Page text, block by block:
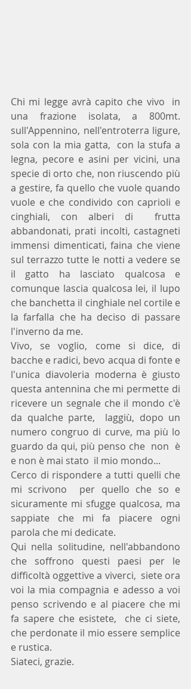
Chi mi legge avrà capito che vivo  in
una frazione isolata, a 800mt.
sull'Appennino, nell'entroterra ligure,
sola con la mia gatta,  con la stufa a
legna, pecore e asini per vicini, una
specie di orto che, non riuscendo più
a gestire, fa quello che vuole quando
vuole e che condivido con caprioli e
cinghiali, con alberi di  frutta
abbandonati, prati incolti, castagneti
immensi dimenticati, faina che viene
sul terrazzo tutte le notti a vedere se
il gatto ha lasciato qualcosa e
comunque lascia qualcosa lei, il lupo
che banchetta il cinghiale nel cortile e
la farfalla che ha deciso di passare
l'inverno da me.
Vivo, se voglio, come si dice, di
bacche e radici, bevo acqua di fonte e
l'unica diavoleria moderna è giusto
questa antennina che mi permette di
ricevere un segnale che il mondo c'è
da qualche parte,  laggiù, dopo un
numero congruo di curve, ma più lo
guardo da qui, più penso che  non  è
e non è mai stato  il mio mondo...
Cerco di rispondere a tutti quelli che
mi scrivono  per quello che so e
sicuramente mi sfugge qualcosa, ma
sappiate che mi fa piacere ogni
parola che mi dedicate.
Qui nella solitudine, nell'abbandono
che soffrono questi paesi per le
difficoltà oggettive a viverci,  siete ora
voi la mia compagnia e adesso a voi
penso scrivendo e al piacere che mi
fa sapere che esistete,  che ci siete,
che perdonate il mio essere semplice
e rustica.
Siateci, grazie.